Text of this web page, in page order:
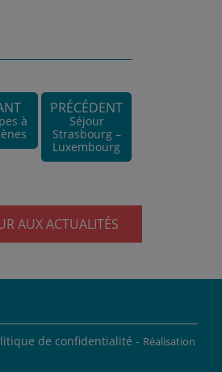
à
PRÉCÉDENT
Séjour
Strasbourg –
Luxembourg
AUX ACTUALITÉS
de confidentialité - Réalisation